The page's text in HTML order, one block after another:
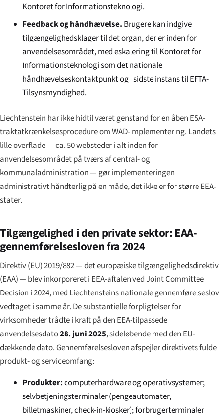
Kontoret for Informationsteknologi.
Feedback og håndhævelse. Brugere kan indgive
tilgængeligheds­klager til det organ, der er inden for
anvendelsesområdet, med eskalering til Kontoret for
Informationsteknologi som det nationale
håndhævelses­kontaktpunkt og i sidste instans til EFTA-
Tilsynsmyndighed.
Liechtenstein har ikke hidtil været genstand for en åben ESA-
traktatkrænkelsesprocedure om WAD-implementering. Landets
lille overflade — ca. 50 websteder i alt inden for
anvendelsesområdet på tværs af central- og
kommunaladministration — gør implementeringen
administrativt håndterlig på en måde, det ikke er for større EEA-
stater.
Tilgængelighed i den private sektor: EAA-
gennemførel­sesloven fra 2024
Direktiv (EU) 2019/882 — det europæiske tilgængelighedsdirektiv
(EAA) — blev inkorporeret i EEA-aftalen ved Joint Committee
Decision i 2024, med Liechtensteins nationale gennemførel­seslov
vedtaget i samme år. De substantielle forpligtelser for
virksomheder trådte i kraft på den EEA-tilpassede
anvendelsesdato28. juni 2025, sideløbende med den EU-
dækkende dato. Gennemførel­sesloven afspejler direktivets fulde
produkt- og serviceomfang:
Produkter:computerhardware og operativsystemer;
selvbetjeningsterminaler (pengeautomater,
billetmaskiner, check-in-kiosker); forbrugerterminaler